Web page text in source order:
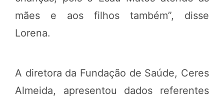
mães e aos filhos também”, disse
Lorena.
A diretora da Fundação de Saúde, Ceres
Almeida, apresentou dados referentes